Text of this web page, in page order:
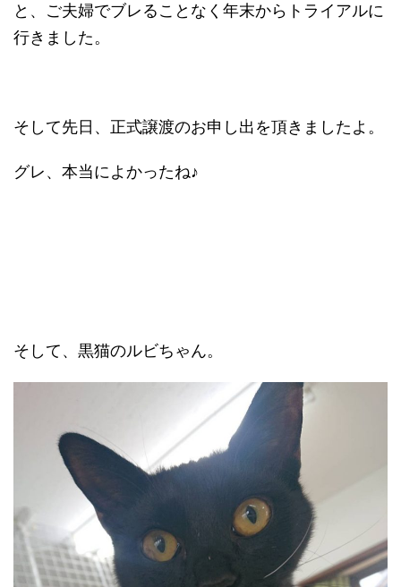
と、ご夫婦でブレることなく年末からトライアルに
行きました。
そして先日、正式譲渡のお申し出を頂きましたよ。
グレ、本当によかったね♪
そして、黒猫のルビちゃん。